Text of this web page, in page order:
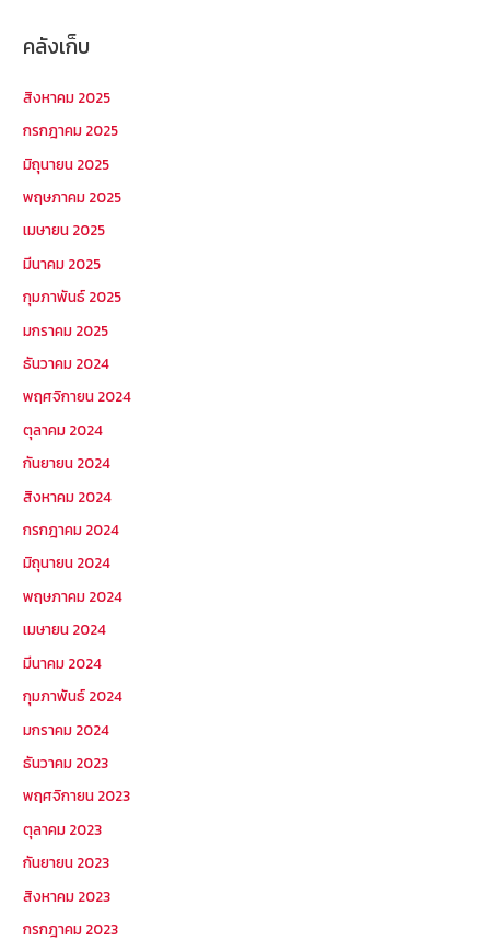
คลังเก็บ
สิงหาคม 2025
กรกฎาคม 2025
มิถุนายน 2025
พฤษภาคม 2025
เมษายน 2025
มีนาคม 2025
กุมภาพันธ์ 2025
มกราคม 2025
ธันวาคม 2024
พฤศจิกายน 2024
ตุลาคม 2024
กันยายน 2024
สิงหาคม 2024
กรกฎาคม 2024
มิถุนายน 2024
พฤษภาคม 2024
เมษายน 2024
มีนาคม 2024
กุมภาพันธ์ 2024
มกราคม 2024
ธันวาคม 2023
พฤศจิกายน 2023
ตุลาคม 2023
กันยายน 2023
สิงหาคม 2023
กรกฎาคม 2023